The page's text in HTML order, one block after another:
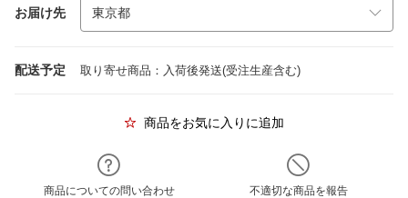
お届け先
配送予定 取り寄せ商品：入荷後発送(受注生産含む)
商品をお気に入りに追加
商品についての問い合わせ 不適切な商品を報告